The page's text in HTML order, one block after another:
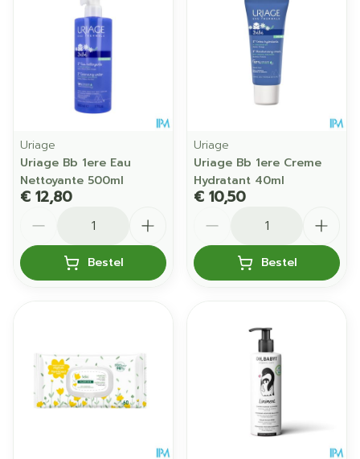
Uriage
Uriage Bb 1ere Eau
Nettoyante 500ml
€ 12,80
Bestel
Uriage
Uriage Bb 1ere Creme
Hydratant 40ml
€ 10,50
Bestel